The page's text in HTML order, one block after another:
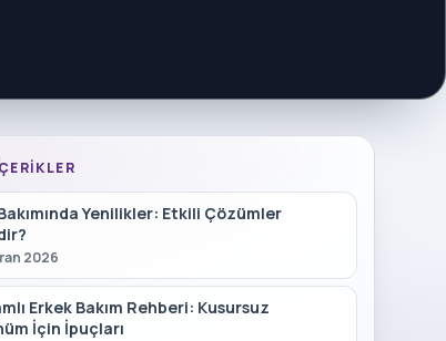
Yenilikler: Etkili Çözümler
2026
Erkek Bakım Rehberi: Kusursuz
İçin İpuçları